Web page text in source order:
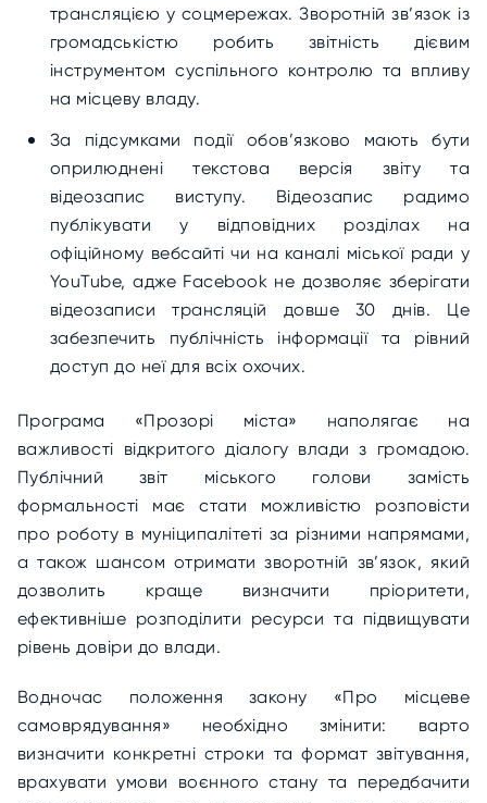
трансляцією у соцмережах. Зворотній зв’язок із
громадськістю робить звітність дієвим
інструментом суспільного контролю та впливу
на місцеву владу.
За підсумками події обов’язково мають бути
оприлюднені текстова версія звіту та
відеозапис виступу. Відеозапис радимо
публікувати у відповідних розділах на
офіційному вебсайті чи на каналі міської ради у
YouTube, адже Facebook не дозволяє зберігати
відеозаписи трансляцій довше 30 днів. Це
забезпечить публічність інформації та рівний
доступ до неї для всіх охочих.
Програма «Прозорі міста» наполягає на
важливості відкритого діалогу влади з громадою.
Публічний звіт міського голови замість
формальності має стати можливістю розповісти
про роботу в муніципалітеті за різними напрямами,
а також шансом отримати зворотній зв’язок, який
дозволить краще визначити пріоритети,
ефективніше розподілити ресурси та підвищувати
рівень довіри до влади.
Водночас положення закону «Про місцеве
самоврядування» необхідно змінити: варто
визначити конкретні строки та формат звітування,
врахувати умови воєнного стану та передбачити